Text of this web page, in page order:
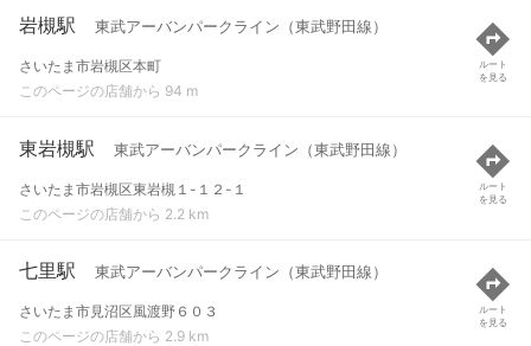
岩槻駅 東武アーバンパークライン（東武野田線）
さいたま市岩槻区本町
このページの店舗から 94 m
ルート
を見る
東岩槻駅 東武アーバンパークライン（東武野田線）
さいたま市岩槻区東岩槻１-１２-１
このページの店舗から 2.2 km
ルート
を見る
七里駅 東武アーバンパークライン（東武野田線）
さいたま市見沼区風渡野６０３
このページの店舗から 2.9 km
ルート
を見る